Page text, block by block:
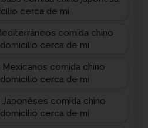
cerca de mi
comida chino
cerca de mi
comida chino
cerca de mi
comida chino
cerca de mi